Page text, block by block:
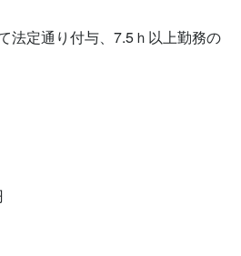
法定通り付与、7.5ｈ以上勤務の